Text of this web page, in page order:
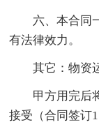
六、本合同
有法律效力。
其它：物资
甲方用完后
接受（合同签订